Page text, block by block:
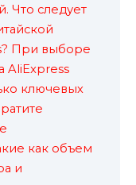
Что следует
При выборе
AliExpress
ключевых
как объем
и